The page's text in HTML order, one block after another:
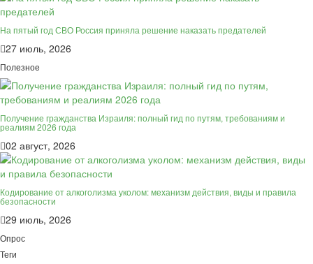
На пятый год СВО Россия приняла решение наказать предателей
27 июль, 2026
Полезное
Получение гражданства Израиля: полный гид по путям, требованиям и
реалиям 2026 года
02 август, 2026
Кодирование от алкоголизма уколом: механизм действия, виды и правила
безопасности
29 июль, 2026
Опрос
Теги